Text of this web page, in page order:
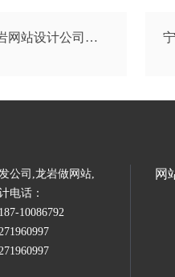
网站设计公司…
公司,龙岩做网站,
电话：
10086792
网